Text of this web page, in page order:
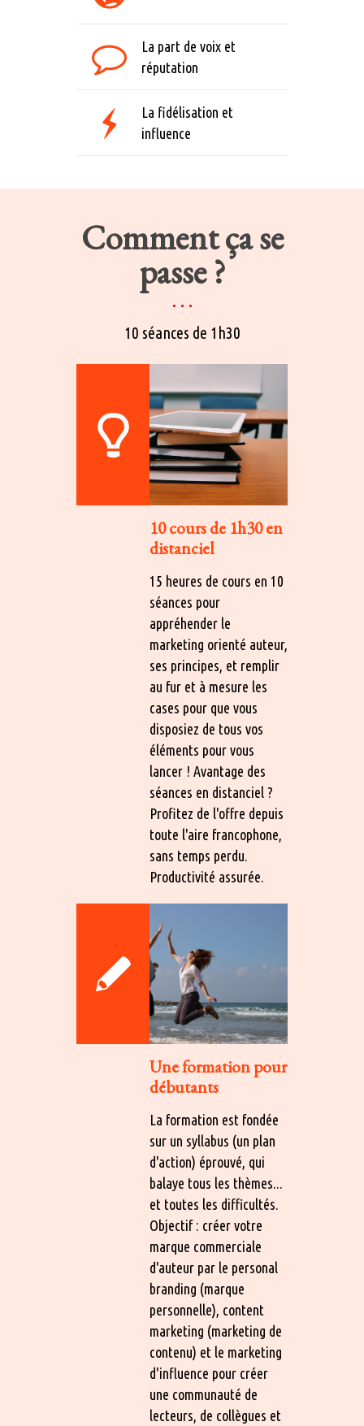
La part de voix et
réputation
La fidélisation et
influence
Comment ça se
passe ?
10 séances de 1h30
10 cours de 1h30 en
distanciel
15 heures de cours en 10
séances pour
appréhender le
marketing orienté auteur,
ses principes, et remplir
au fur et à mesure les
cases pour que vous
disposiez de tous vos
éléments pour vous
lancer ! Avantage des
séances en distanciel ?
Profitez de l'offre depuis
toute l'aire francophone,
sans temps perdu.
Productivité assurée.
Une formation pour
débutants
La formation est fondée
sur un syllabus (un plan
d'action) éprouvé, qui
balaye tous les thèmes...
et toutes les difficultés.
Objectif : créer votre
marque commerciale
d'auteur par le personal
branding (marque
personnelle), content
marketing (marketing de
contenu) et le marketing
d'influence pour créer
une communauté de
lecteurs, de collègues et